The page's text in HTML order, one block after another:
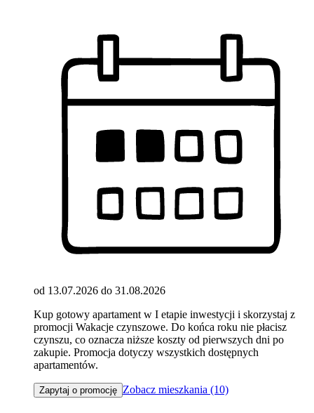
od 13.07.2026 do 31.08.2026
Kup gotowy apartament w I etapie inwestycji i skorzystaj z
promocji Wakacje czynszowe. Do końca roku nie płacisz
czynszu, co oznacza niższe koszty od pierwszych dni po
zakupie. Promocja dotyczy wszystkich dostępnych
apartamentów.
Zapytaj o promocję Zobacz mieszkania (10)